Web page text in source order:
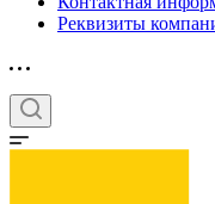
Реквизиты